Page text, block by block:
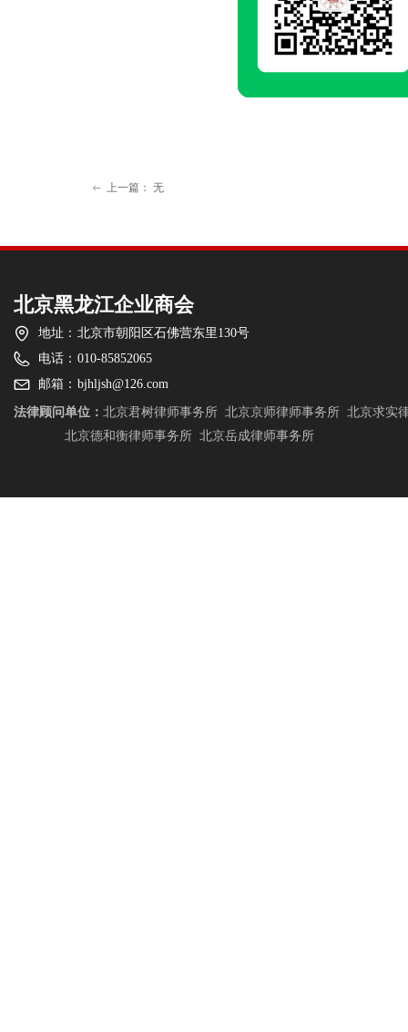
ꂃ 上一篇： 无
北京黑龙江企业商会
法律顾问单位： 北京君树律师事务所 北京京师律师事务所 北京求实
北京德和衡律师事务所 北京岳成律师事务所
地址： 北京市朝阳区石佛营东里130号
电话： 010-85852065
邮箱： bjhljsh@126.com